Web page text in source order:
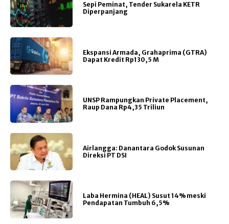
Sepi Peminat, Tender Sukarela KETR
Diperpanjang
Ekspansi Armada, Grahaprima (GTRA)
Dapat Kredit Rp130,5 M
UNSP Rampungkan Private Placement,
Raup Dana Rp4,35 Triliun
Airlangga: Danantara Godok Susunan
Direksi PT DSI
Laba Hermina (HEAL) Susut 14% meski
Pendapatan Tumbuh 6,5%